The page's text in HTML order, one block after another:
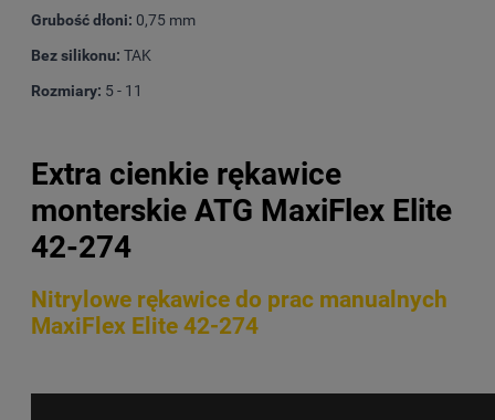
Grubość dłoni: 0,75 mm
Bez silikonu: TAK
Rozmiary: 5 - 11
Extra cienkie rękawice
monterskie ATG MaxiFlex Elite
42-274
Nitrylowe rękawice do prac manualnych
MaxiFlex Elite 42-274